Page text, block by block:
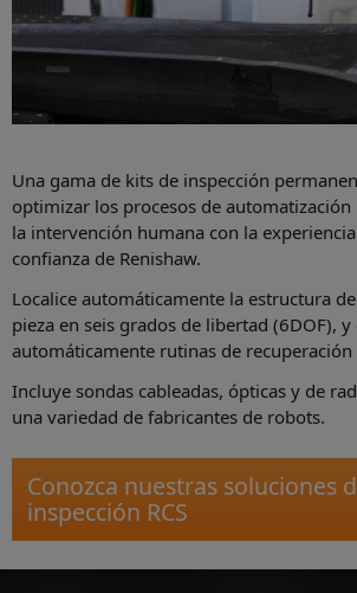
Una gama de kits de inspección
optimizar los procesos de
la intervención humana con la
confianza de Renishaw.
Localice automáticamente la estructura
pieza en seis grados de libertad (6DOF), y
automáticamente rutinas de
Incluye sondas cableadas, ópticas y de
una variedad de fabricantes de robots.
Conozca nuestras soluciones
inspección RCS